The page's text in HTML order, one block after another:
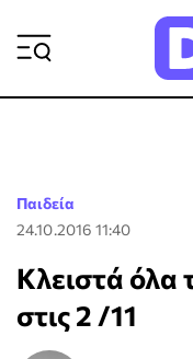
Παιδεία
24.10.2016 11:40
Κλειστά όλα
στις 2 /11